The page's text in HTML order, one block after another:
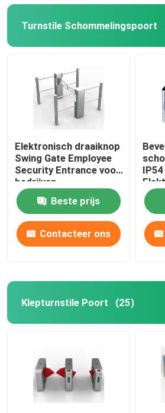
Turnstile Schommelingspoort
Elektronisch draaiknop
Swing Gate Employee
Security Entrance voor
bedrijven
Beste prijs
Contacteer ons
Klepturnstile Poort (25)